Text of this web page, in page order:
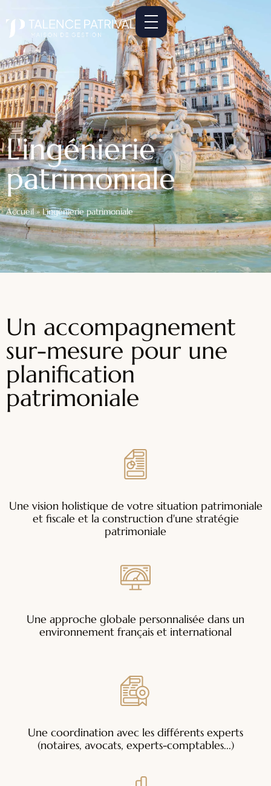
L'ingénierie
patrimoniale
Accueil»L’ingénierie patrimoniale
Un accompagnement
sur-mesure pour une
planification
patrimoniale
Une vision holistique de votre situation patrimoniale
et fiscale et la construction d'une stratégie
patrimoniale
Une approche globale personnalisée dans un
environnement français et international
Une coordination avec les différents experts
(notaires, avocats, experts-comptables...)